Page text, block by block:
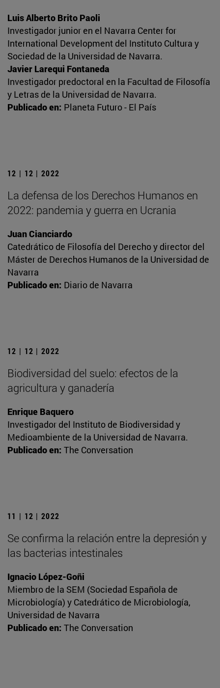
Luis Alberto Brito Paoli
Investigador junior en el Navarra Center for
International Development del Instituto Cultura y
Sociedad de la Universidad de Navarra.
Javier Larequi Fontaneda
Investigador predoctoral en la Facultad de Filosofía
y Letras de la Universidad de Navarra.
Publicado en: Planeta Futuro - El País
12 | 12 | 2022
La defensa de los Derechos Humanos en
2022: pandemia y guerra en Ucrania
Juan Cianciardo
Catedrático de Filosofía del Derecho y director del
Máster de Derechos Humanos de la Universidad de
Navarra
Publicado en: Diario de Navarra
12 | 12 | 2022
Biodiversidad del suelo: efectos de la
agricultura y ganadería
Enrique Baquero
Investigador del Instituto de Biodiversidad y
Medioambiente de la Universidad de Navarra.
Publicado en: The Conversation
11 | 12 | 2022
Se confirma la relación entre la depresión y
las bacterias intestinales
Ignacio López-Goñi
Miembro de la SEM (Sociedad Española de
Microbiología) y Catedrático de Microbiología,
Universidad de Navarra
Publicado en: The Conversation